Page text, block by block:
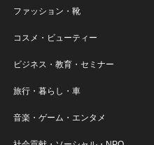
ファッション・靴
コスメ・ビューティー
ビジネス・教育・セミナー
旅行・暮らし・車
音楽・ゲーム・エンタメ